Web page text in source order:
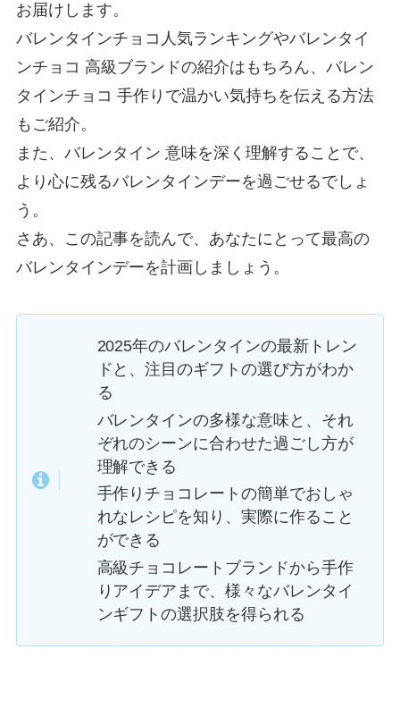
お届けします。
バレンタインチョコ人気ランキングやバレンタイ
ンチョコ 高級ブランドの紹介はもちろん、バレン
タインチョコ 手作りで温かい気持ちを伝える方法
もご紹介。
また、バレンタイン 意味を深く理解することで、
より心に残るバレンタインデーを過ごせるでしょ
う。
さあ、この記事を読んで、あなたにとって最高の
バレンタインデーを計画しましょう。
2025年のバレンタインの最新トレン
ドと、注目のギフトの選び方がわか
る
バレンタインの多様な意味と、それ
ぞれのシーンに合わせた過ごし方が
理解できる
手作りチョコレートの簡単でおしゃ
れなレシピを知り、実際に作ること
ができる
高級チョコレートブランドから手作
りアイデアまで、様々なバレンタイ
ンギフトの選択肢を得られる